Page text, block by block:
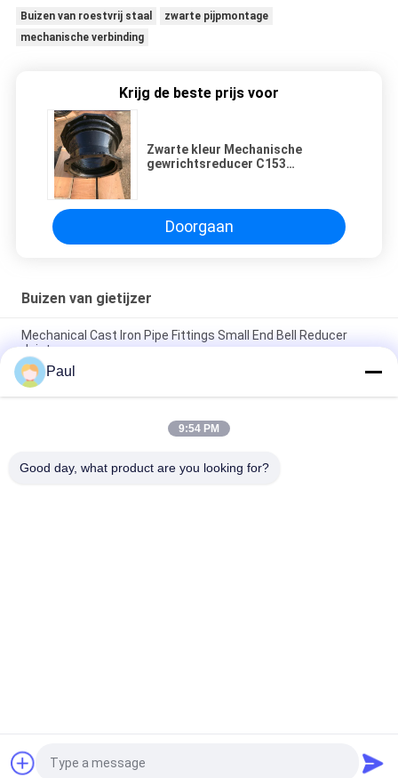
Buizen van roestvrij staal
zwarte pijpmontage
mechanische verbinding
Krijg de beste prijs voor
Zwarte kleur Mechanische
gewrichtsreducer C153
Doorgaan
Buizen van gietijzer
Mechanical Cast Iron Pipe Fittings Small End Bell Reducer
Joint
Bitumenverf Gietijzeren buisbevestigingen Korte lichaam Solid
Plug MJ Solid Cap
Zwarte schilderkunst gietijzeren buisbevestigingen buigzaam
Vraag een offerte aan
Paul
9:54 PM
Good day, what product are you looking for?